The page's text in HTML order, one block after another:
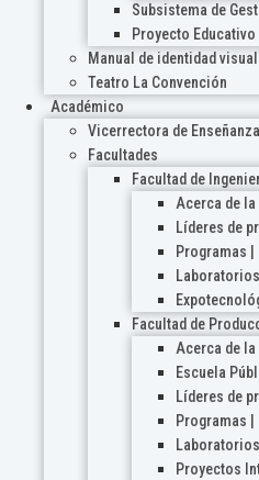
Subsistema de
Proyecto
Manual de identidad visual
Teatro La Convención
Académico
Vicerrectora de
Facultades
Facultad de
Acerca de la
Líderes de
Programas |
Laboratorios
Facultad de
Acerca de la
Escuela
Líderes de
Programas
Laboratorios
Proyectos